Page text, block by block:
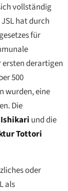
vollständig
hat durch
für
ersten derartigen
500
wurden, eine
Die
und die
Tottori
oder
als